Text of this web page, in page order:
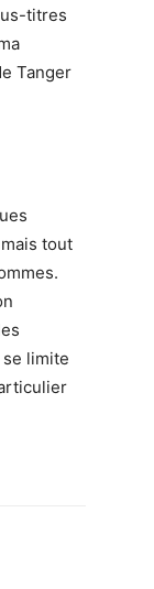
titres
Tanger
tout
limite